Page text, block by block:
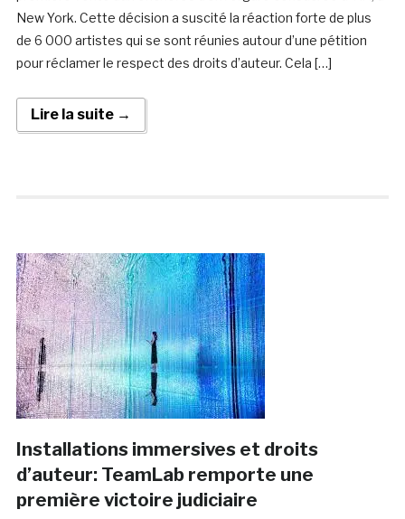
New York. Cette décision a suscité la réaction forte de plus
de 6 000 artistes qui se sont réunies autour d’une pétition
pour réclamer le respect des droits d’auteur. Cela […]
Lire la suite →
Installations immersives et droits
d’auteur: TeamLab remporte une
première victoire judiciaire